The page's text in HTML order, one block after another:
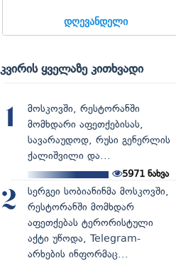
დღევანდელი
კვირის ყველაზე კითხვადი
1
მოსკოვში, რესტორანში
მომხდარი აფეთქებისას,
სავარაუდოდ, რუსი გენერლის
ქალიშვილი და...
5971 ნახვა
2
სერგეი სობიანინმა მოსკოვში,
რესტორანში მომხდარ
აფეთქებას ტერორისტული
აქტი უწოდა, Telegram-
არხების ინფორმაც...